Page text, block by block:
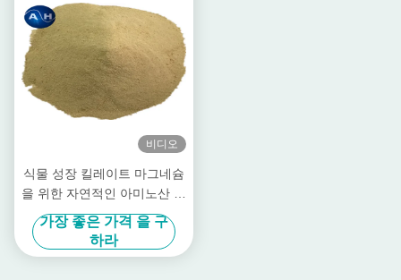
비디오
식물 성장 킬레이트 마그네슘
을 위한 자연적인 아미노산 비
료 분말
가장 좋은 가격 을 구
하라